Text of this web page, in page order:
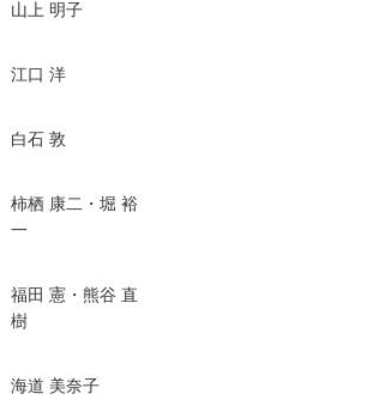
山上 明子
江口 洋
白石 敦
柿栖 康二・堀 裕
一
福田 憲・熊谷 直
樹
海道 美奈子